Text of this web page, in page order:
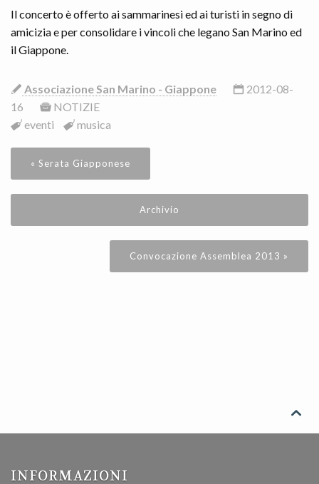
Il concerto è offerto ai sammarinesi ed ai turisti in segno di
amicizia e per consolidare i vincoli che legano San Marino ed
il Giappone.
Associazione San Marino - Giappone
2012-08-
16
NOTIZIE
eventi
musica
« Serata Giapponese
Archivio
Convocazione Assemblea 2013 »

INFORMAZIONI